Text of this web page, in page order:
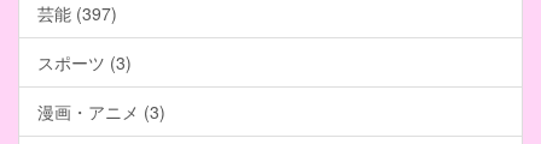
芸能 (397)
スポーツ (3)
漫画・アニメ (3)